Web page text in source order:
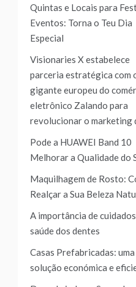
Quintas e Locais para
Eventos: Torna o Teu Dia
Especial
Visionaries X estabelece
parceria estratégica com
gigante europeu do
eletrônico Zalando para
revolucionar o marketing
Pode a HUAWEI Band 10
Melhorar a Qualidade do
Maquilhagem de Rosto:
Realçar a Sua Beleza
A importância de
saúde dos dentes
Casas Prefabricadas: uma
solução económica e